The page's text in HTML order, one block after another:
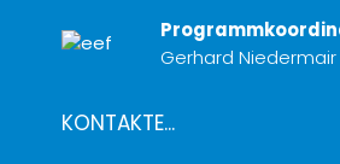
Gerhard Niedermair
KONTAKTE...